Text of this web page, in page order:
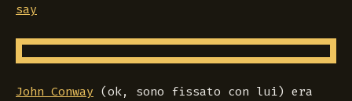
say
John Conway (ok, sono fissato con lui) era